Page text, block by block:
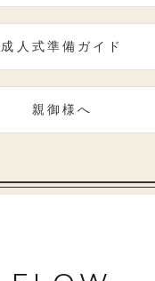
成人式準備ガイド
親御様へ